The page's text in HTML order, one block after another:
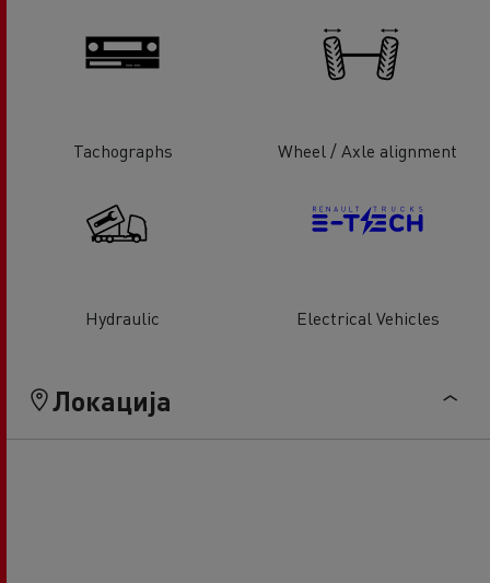
Tachographs Wheel / Axle alignment
Hydraulic Electrical Vehicles
Локација